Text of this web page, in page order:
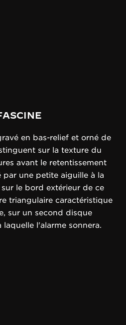
en bas-relief et orné de
sur la texture du
avant le retentissement
par une petite aiguille à la
le bord extérieur de ce
triangulaire caractéristique
sur un second disque
l'alarme sonnera.